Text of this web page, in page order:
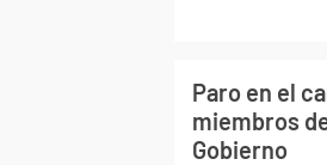
Paro en el
miembros
Gobierno